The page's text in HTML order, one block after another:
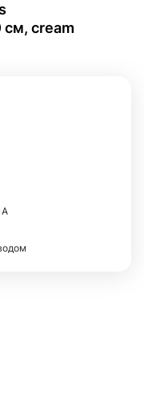
см, cream